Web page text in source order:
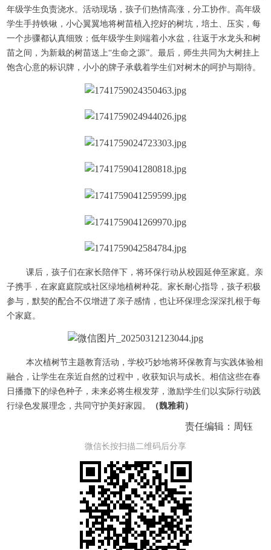
年级学生负责浇水。活动现场，孩子们热情高涨，分工协作。高年级
学生手持铁锹，小心翼翼地将树苗植入挖好的树坑，培土、压实，每
一个步骤都认真细致；低年级学生则端着小水盆，往返于水龙头和树
苗之间，为新栽的树苗送上“生命之源”。最后，师生共同为大树挂上
饱含心意的标识牌，小小的牌子承载着学生们对树木的呵护与期待。
课后，孩子们在家长陪伴下，将环保行动从校园延伸至家庭。亲
子携手，在家庭庭院或社区绿地植树种花。家长耐心指导，孩子积极
参与，默契的配合不仅增进了亲子感情，也让环保理念深深扎根于每
个家庭。
本次植树节主题教育活动，学校巧妙地将环保教育与实践体验相
融合，让学生在亲近自然的过程中，收获知识与成长。相信这些在春
日播撒下的绿色种子，未来必将生根发芽，激励学生们以实际行动践
行绿色发展理念，共同守护美好家园。
（魏雅莉）
责任编辑：周钰
微信长按扫描二维码后分享